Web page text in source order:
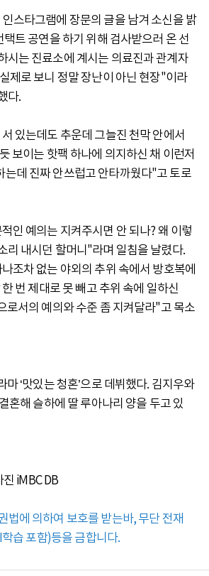
스타그램에 장문의 글을 남겨 소신을 밝
트 공연을 하기 위해 검사받으러 온 선
시는 진료소에 계시는 의료진과 관계자
제로 보니 정말 장난이 아닌 현장"이라
다.
있는데도 추운데 그늘진 천막 안에서
보이는 핫팩 하나에 의지하신 채 이런저
는데 진짜 안쓰럽고 안타까웠다"고 토로
인 예의는 지켜주시면 안 되나? 왜 이렇
리 내시던 할머니"라며 일침을 날렸다.
조차 없는 야외의 추위 속에서 방호복에
번 제대로 못 빼고 추위 속에 일하신
로서의 예의와 수준 좀 지켜달라"고 목소
마 ‘맛있는 청혼’으로 데뷔했다. 김지우와
혼해 슬하에 딸 루아나리 양을 두고 있
iMBC DB
법에 의하여 보호를 받는바, 무단 전재
습 포함)등을 금합니다.